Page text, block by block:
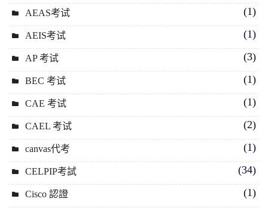
AEAS考试 (1)
AEIS考试 (1)
AP 考试 (3)
BEC 考试 (1)
CAE 考试 (1)
CAEL 考试 (2)
canvas代考 (1)
CELPIP考試 (34)
Cisco 認證 (1)